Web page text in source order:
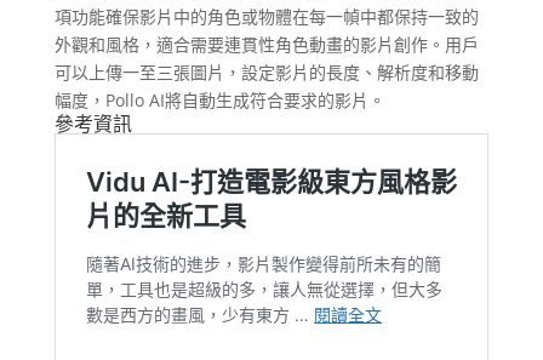
項功能確保影片中的角色或物體在每一幀中都保持一致的
外觀和風格，適合需要連貫性角色動畫的影片創作。用戶
可以上傳一至三張圖片，設定影片的長度、解析度和移動
幅度，Pollo AI將自動生成符合要求的影片。
參考資訊